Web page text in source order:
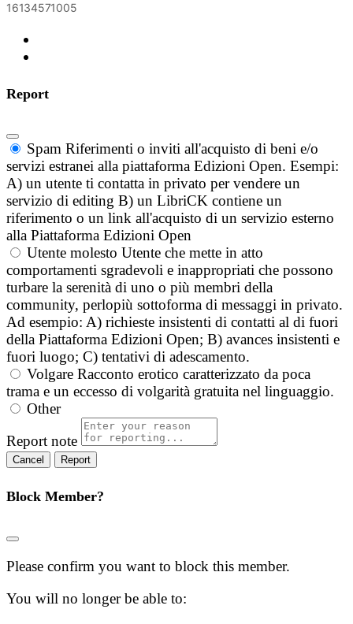
16134571005
Report
Spam Riferimenti o inviti all'acquisto di beni e/o
servizi estranei alla piattaforma Edizioni Open. Esempi:
A) un utente ti contatta in privato per vendere un
servizio di editing B) un LibriCK contiene un
riferimento o un link all'acquisto di un servizio esterno
alla Piattaforma Edizioni Open
Utente molesto Utente che mette in atto
comportamenti sgradevoli e inappropriati che possono
turbare la serenità di uno o più membri della
community, perlopiù sottoforma di messaggi in privato.
Ad esempio: A) richieste insistenti di contatti al di fuori
della Piattaforma Edizioni Open; B) avances insistenti e
fuori luogo; C) tentativi di adescamento.
Volgare Racconto erotico caratterizzato da poca
trama e un eccesso di volgarità gratuita nel linguaggio.
Other
Report note
Report
Block Member?
Please confirm you want to block this member.
You will no longer be able to: